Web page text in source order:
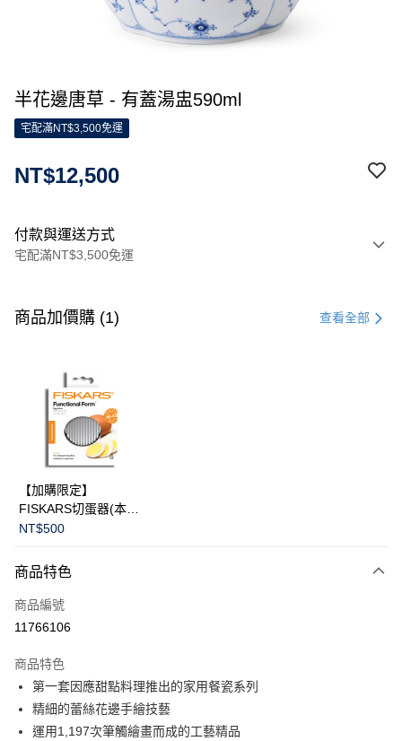
半花邊唐草 - 有蓋湯盅590ml
宅配滿NT$3,500免運
NT$12,500
付款與運送方式
宅配滿NT$3,500免運
信用卡一次付款
3 期 0 利率 每期
合作金庫商業銀行
華南商業銀行
上海商業儲蓄銀行
國泰世華商業銀行
臺灣中小企業銀行
匯豐（台灣）商業銀行
聯邦商業銀行
元大商業銀行
台新國際商業銀行
LINE Pay
Apple Pay
運送方式
黑貓宅急便
商品加價購 (1) 查看全部
【加購限定】
FISKARS切蛋器(本商
品不提供破損保證)
NT$500
商品特色
商品編號
11766106
商品特色
第一套因應甜點料理推出的家用餐瓷系列
精細的蕾絲花邊手繪技藝
運用1,197次筆觸繪畫而成的工藝精品